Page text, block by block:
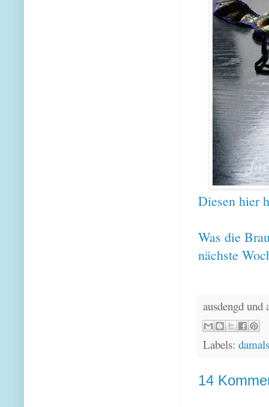
Diesen hier
Was die
nächste
ausdengd
Labels: damals
14